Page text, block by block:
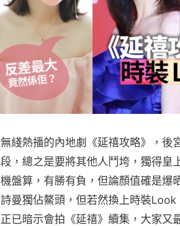
無綫熱播的內地劇《延禧攻略》，後
段，總之是要將其他人鬥垮，獨得皇
機盤算，有勝有負，但論顏值確是爆
詩曼獨佔鰲頭，但若然換上時裝
正已暗示會拍《延禧》續集，大家又